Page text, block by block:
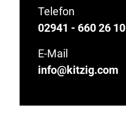
Telefon
02941 - 660 26 10
E-Mail
info@kitzig.com